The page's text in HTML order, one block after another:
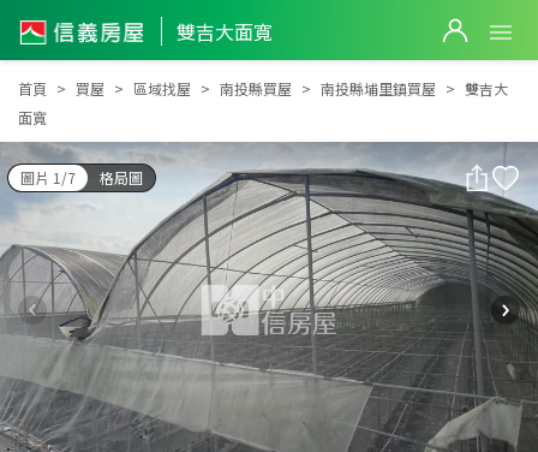
雙吉大面寬
雙吉大面寬
首頁 買屋 區域找屋 南投縣買屋 南投縣埔里鎮買屋
雙吉大
面寬
圖片 1/7 格局圖